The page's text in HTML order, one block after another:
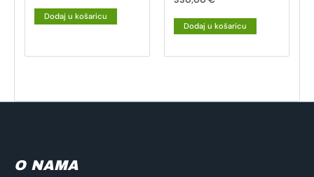
Dodaj u košaricu
Dodaj u košaricu
O NAMA